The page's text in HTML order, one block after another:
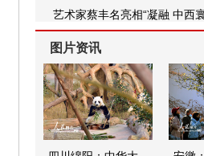
艺术家蔡丰名亮相“凝融 中西
图片资讯